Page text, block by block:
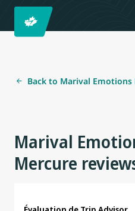
Back to Marival
Marival
Mercure